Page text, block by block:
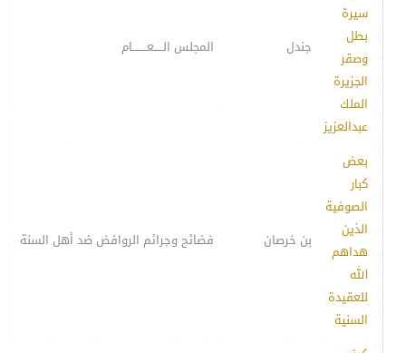
سيرة
بطل
وصقر
الجزيرة
الملك
عبدالعزيز
جندل المجلس الـــــعــــــــام
بعض
كبار
الصوفية
الذين
هداهم
الله
للعقيدة
السنية
بن خرصان فضائح وجرائم الروافض ضد أهل السنة